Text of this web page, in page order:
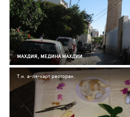
МАХДИЯ, МЕДИНА МАХДИИ
Т.н. а-ля-карт ресторан.